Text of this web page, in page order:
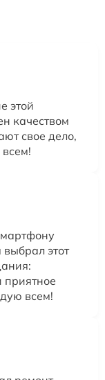
этой
качеством
свое дело,
этот
приятное
всем!